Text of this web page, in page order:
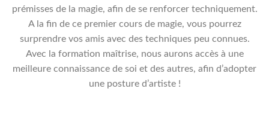
prémisses de la magie, afin de se renforcer techniquement.
A la fin de ce premier cours de magie, vous pourrez
surprendre vos amis avec des techniques peu connues.
Avec la formation maîtrise, nous aurons accès à une
meilleure connaissance de soi et des autres, afin d’adopter
une posture d’artiste !